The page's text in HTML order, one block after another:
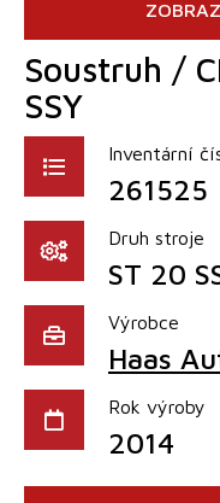
Soustruh /
SSY
Inventární
261525
Druh stroje
ST 20
Výrobce
Haas
Rok výroby
2014